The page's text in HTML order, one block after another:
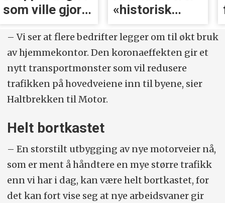
som ville gjort
elbil­kjøring
dyrere
«historisk
satsing» på
veier
– Vi ser at flere bedrifter legger om til økt bruk
av hjemmekontor. Den koronaeffekten gir et
nytt transportmønster som vil redusere
trafikken på hovedveiene inn til byene, sier
Haltbrekken til Motor.
Helt bortkastet
– En storstilt utbygging av nye motorveier nå,
som er ment å håndtere en mye større trafikk
enn vi har i dag, kan være helt bortkastet, for
det kan fort vise seg at nye arbeidsvaner gir